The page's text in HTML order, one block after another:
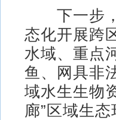
下一步，
态化开展跨
水域、重点
鱼、网具非
域水生生物
廊”区域生